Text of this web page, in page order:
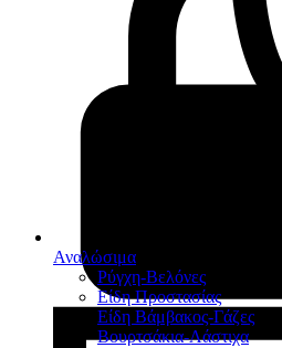
Αναλώσιμα
Ρύγχη-Βελόνες
Είδη Προστασίας
Είδη Βάμβακος-Γάζες
Βουρτσάκια-Λάστιχα